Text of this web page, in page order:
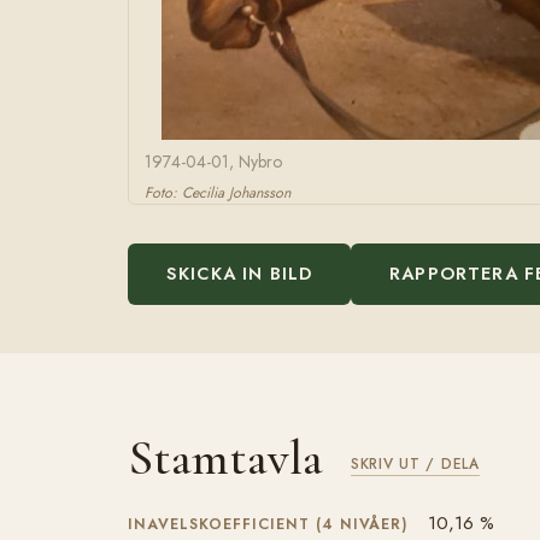
1974-04-01, Nybro
Foto: Cecilia Johansson
SKICKA IN BILD RAPPORTERA
Stamtavla SKRIV UT / DELA
INAVELSKOEFFICIENT (4 NIVÅER) 10,16 %